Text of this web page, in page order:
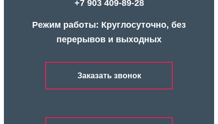
+7 903 409-89-28
Режим работы: Круглосуточно, без
перерывов и выходных
Заказать звонок